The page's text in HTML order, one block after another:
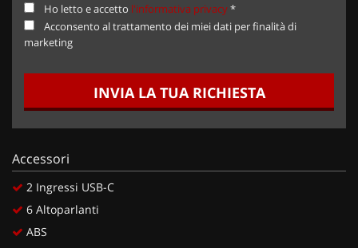
Ho letto e accetto l'informativa privacy*
Acconsento al trattamento dei miei dati per finalità di
marketing
INVIA LA TUA RICHIESTA
Accessori
2 Ingressi USB-C
6 Altoparlanti
ABS